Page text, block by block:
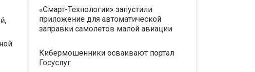
«Смарт-Технологии» запустили
приложение для автоматической
заправки самолетов малой авиации
Кибермошенники осваивают портал
Госуслуг